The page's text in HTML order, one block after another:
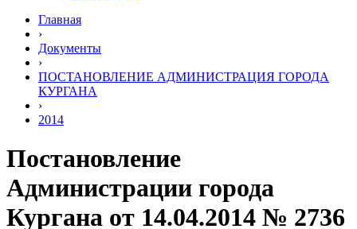
Главная
›
Документы
›
ПОСТАНОВЛЕНИЕ АДМИНИСТРАЦИЯ ГОРОДА
КУРГАНА
›
2014
Постановление
Администрации города
Кургана от 14.04.2014 № 2736